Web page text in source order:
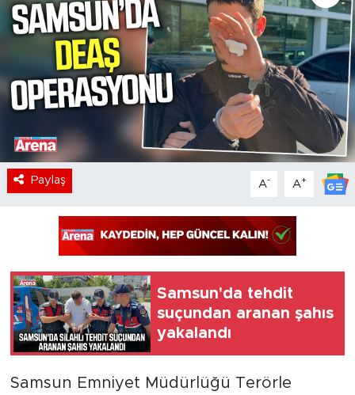
Paylaş A- A+
Samsun'da tehdit
suçundan aranan şahıs
yakalandı
Samsun Emniyet Müdürlüğü Terörle